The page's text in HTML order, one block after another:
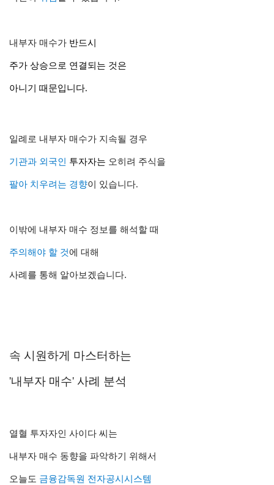
내부자 매수가 반드시
주가 상승으로 연결되는 것은
아니기 때문입니다.
일례로 내부자 매수가 지속될 경우
기관과 외국인 투자자는 오히려 주식을
팔아 치우려는 경향이 있습니다.
이밖에 내부자 매수 정보를 해석할 때
주의해야 할 것에 대해
사례를 통해 알아보겠습니다.
속 시원하게 마스터하는
'내부자 매수' 사례 분석
열혈 투자자인 사이다 씨는
내부자 매수 동향을 파악하기 위해서
오늘도 금융감독원 전자공시시스템